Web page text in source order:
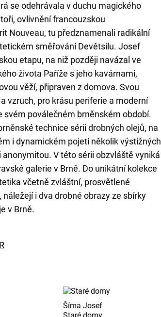
se odehrávala v duchu magického
ovlivnění francouzskou
Nouveau, tu předznamenali radikální
směřování Devětsilu. Josef
etapu, na niž později navázal ve
života Paříže s jeho kavárnami,
věží, připraven z domova. Svou
vzruch, pro krásu periferie a moderní
poválečném brněnském období.
technice sérii drobných olejů, na
i dynamickém pojetí několik výstižných
V této sérii obzvláště vyniká
galerie v Brně. Do unikátní kolekce
včetně zvláštní, prosvětlené
i dva drobné obrazy ze sbírky
v Brně.
Šíma Josef